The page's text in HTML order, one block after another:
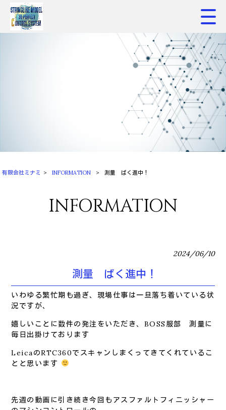
有限会社ミナミ > INFORMATION > 測量 ばく進中！
INFORMATION
2024/06/10
測量 ばく進中！
いわゆる繁忙期も過ぎ、現場仕事は一旦落ち着いている状
況ですが、
嬉しいことに数件の発注をいただき、BOSS服部 測量に
毎日出掛けております
LeicaのRTC360でスキャンしまくってきてくれているこ
とと思います
先週の動画に引き続き今回もアスファルトフィニッシャー